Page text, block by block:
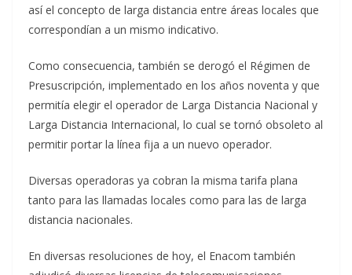
así el concepto de larga distancia entre áreas locales que
correspondían a un mismo indicativo.
Como consecuencia, también se derogó el Régimen de
Presuscripción, implementado en los años noventa y que
permitía elegir el operador de Larga Distancia Nacional y
Larga Distancia Internacional, lo cual se tornó obsoleto al
permitir portar la línea fija a un nuevo operador.
Diversas operadoras ya cobran la misma tarifa plana
tanto para las llamadas locales como para las de larga
distancia nacionales.
En diversas resoluciones de hoy, el Enacom también